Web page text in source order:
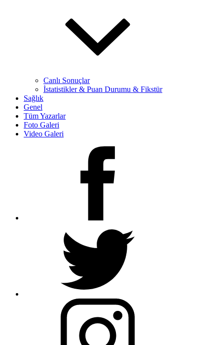
Canlı Sonuçlar
İstatistikler & Puan Durumu & Fikstür
Sağlık
Genel
Tüm Yazarlar
Foto Galeri
Video Galeri